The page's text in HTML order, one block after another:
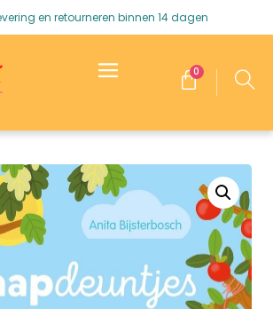
en retourneren binnen 14 dagen
0